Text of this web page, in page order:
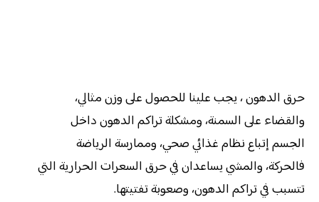
حرق الدهون ، يجب علينا للحصول على وزن مثالي،
والقضاء على السمنة، ومشكلة تراكم الدهون داخل
الجسم إتباع نظام غذائي صحي، وممارسة الرياضة
فالحركة، والمشي يساعدان في حرق السعرات الحرارية التي
تتسبب في تراكم الدهون، وصعوبة تفتيتها.